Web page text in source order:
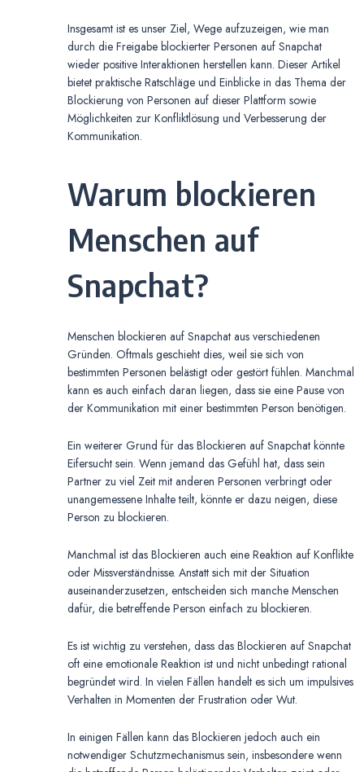
Insgesamt ist es unser Ziel, Wege aufzuzeigen, wie man
durch die Freigabe blockierter Personen auf Snapchat
wieder positive Interaktionen herstellen kann. Dieser Artikel
bietet praktische Ratschläge und Einblicke in das Thema der
Blockierung von Personen auf dieser Plattform sowie
Möglichkeiten zur Konfliktlösung und Verbesserung der
Kommunikation.
Warum blockieren
Menschen auf
Snapchat?
Menschen blockieren auf Snapchat aus verschiedenen
Gründen. Oftmals geschieht dies, weil sie sich von
bestimmten Personen belästigt oder gestört fühlen. Manchmal
kann es auch einfach daran liegen, dass sie eine Pause von
der Kommunikation mit einer bestimmten Person benötigen.
Ein weiterer Grund für das Blockieren auf Snapchat könnte
Eifersucht sein. Wenn jemand das Gefühl hat, dass sein
Partner zu viel Zeit mit anderen Personen verbringt oder
unangemessene Inhalte teilt, könnte er dazu neigen, diese
Person zu blockieren.
Manchmal ist das Blockieren auch eine Reaktion auf Konflikte
oder Missverständnisse. Anstatt sich mit der Situation
auseinanderzusetzen, entscheiden sich manche Menschen
dafür, die betreffende Person einfach zu blockieren.
Es ist wichtig zu verstehen, dass das Blockieren auf Snapchat
oft eine emotionale Reaktion ist und nicht unbedingt rational
begründet wird. In vielen Fällen handelt es sich um impulsives
Verhalten in Momenten der Frustration oder Wut.
In einigen Fällen kann das Blockieren jedoch auch ein
notwendiger Schutzmechanismus sein, insbesondere wenn